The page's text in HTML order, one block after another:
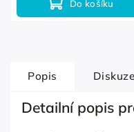
Do košíku
Popis Diskuze
Detailní popis